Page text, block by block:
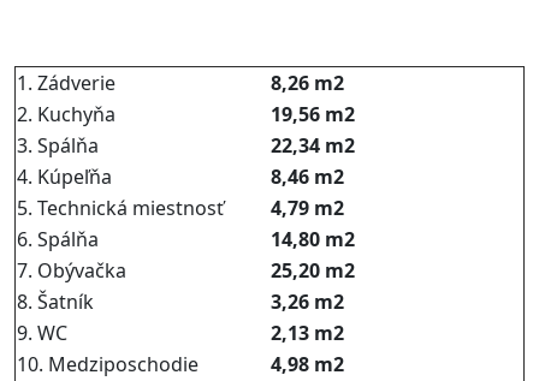
1. Zádverie
8,26 m2
2. Kuchyňa
19,56 m2
3. Spálňa
22,34 m2
4. Kúpeľňa
8,46 m2
5. Technická miestnosť
4,79 m2
6. Spálňa
14,80 m2
7. Obývačka
25,20 m2
8. Šatník
3,26 m2
9. WC
2,13 m2
10. Medziposchodie
4,98 m2